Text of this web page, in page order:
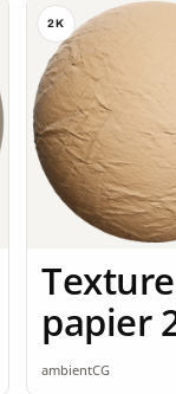
2K
Texture
papier
seamless
ambientCG